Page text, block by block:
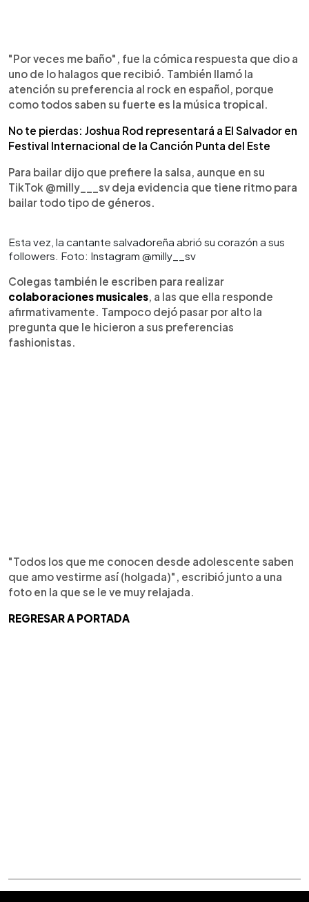
"Por veces me baño", fue la cómica respuesta que dio a
uno de lo halagos que recibió. También llamó la
atención su preferencia al rock en español, porque
como todos saben su fuerte es la música tropical.
No te pierdas: Joshua Rod representará a El Salvador en
Festival Internacional de la Canción Punta del Este
Para bailar dijo que prefiere la salsa, aunque en su
TikTok @milly___sv deja evidencia que tiene ritmo para
bailar todo tipo de géneros.
Esta vez, la cantante salvadoreña abrió su corazón a sus
followers. Foto: Instagram @milly__sv
Colegas también le escriben para realizar
colaboraciones musicales , a las que ella responde
afirmativamente. Tampoco dejó pasar por alto la
pregunta que le hicieron a sus preferencias
fashionistas.
"Todos los que me conocen desde adolescente saben
que amo vestirme así (holgada)", escribió junto a una
foto en la que se le ve muy relajada.
REGRESAR A PORTADA